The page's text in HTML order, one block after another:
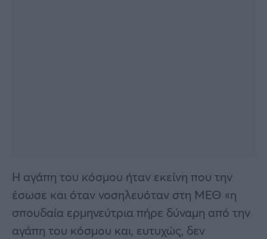
Η αγάπη του κόσμου ήταν εκείνη που την
έσωσε και όταν νοσηλευόταν στη ΜΕΘ «η
σπουδαία ερμηνεύτρια πήρε δύναμη από την
αγάπη του κόσμου και, ευτυχώς, δεν